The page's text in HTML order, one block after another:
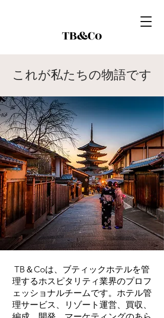
TB&Co
これが私たちの物語です
TB＆Coは、ブティックホテルを管
理するホスピタリティ業界のプロフ
ェッショナルチームです。ホテル管
理サービス、リゾート運営、買収、